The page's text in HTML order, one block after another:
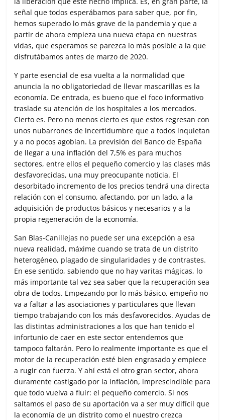
o
k
p
p
i
r
señal que todos esperábamos para saber que, por fin,
hemos superado lo más grave de la pandemia y que a
partir de ahora empieza una nueva etapa en nuestras
vidas, que esperamos se parezca lo más posible a la que
disfrutábamos antes de marzo de 2020.
Y parte esencial de esa vuelta a la normalidad que
anuncia la no obligatoriedad de llevar mascarillas es la
economía. De entrada, es bueno que el foco informativo
traslade su atención de los hospitales a los mercados.
Cierto es. Pero no menos cierto es que estos regresan con
unos nubarrones de incertidumbre que a todos inquietan
y a no pocos agobian. La previsión del Banco de España
de llegar a una inflación del 7,5% es para muchos
sectores, entre ellos el pequeño comercio y las clases más
desfavorecidas, una muy preocupante noticia. El
desorbitado incremento de los precios tendrá una directa
relación con el consumo, afectando, por un lado, a la
adquisición de productos básicos y necesarios y a la
propia regeneración de la economía.
San Blas-Canillejas no puede ser una excepción a esa
nueva realidad, máxime cuando se trata de un distrito
heterogéneo, plagado de singularidades y de contrastes.
En ese sentido, sabiendo que no hay varitas mágicas, lo
más importante tal vez sea saber que la recuperación sea
obra de todos. Empezando por lo más básico, empeño no
va a faltar a las asociaciones y particulares que llevan
tiempo trabajando con los más desfavorecidos. Ayudas de
las distintas administraciones a los que han tenido el
infortunio de caer en este sector entendemos que
tampoco faltarán. Pero lo realmente importante es que el
motor de la recuperación esté bien engrasado y empiece
a rugir con fuerza. Y ahí está el otro gran sector, ahora
duramente castigado por la inflación, imprescindible para
que todo vuelva a fluir: el pequeño comercio. Si nos
saltamos el paso de su aportación va a ser muy difícil que
la economía de un distrito como el nuestro crezca